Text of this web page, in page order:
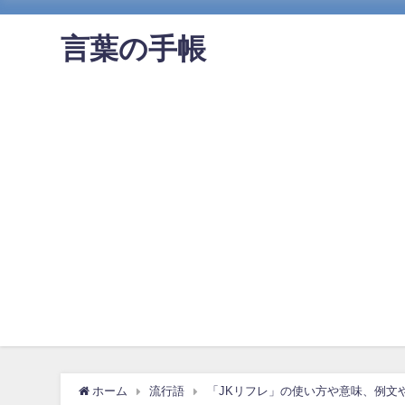
言葉の手帳
ホーム 流行語 「JKリフレ」の使い方や意味、例文